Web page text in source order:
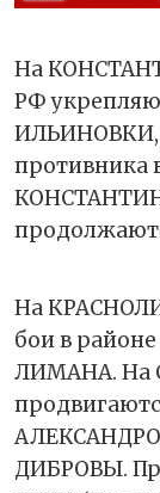
На
РФ
ИЛЬИНОВКИ,
противника
На
бои в
ЛИМАНА. На
ДИБРОВЫ.